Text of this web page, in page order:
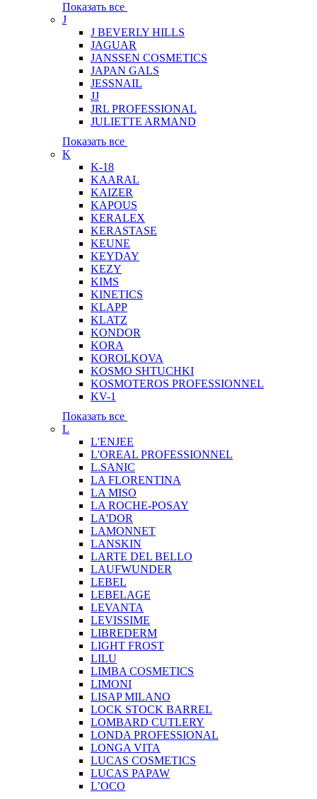
Показать все
J
J BEVERLY HILLS
JAGUAR
JANSSEN COSMETICS
JAPAN GALS
JESSNAIL
JJ
JRL PROFESSIONAL
JULIETTE ARMAND
Показать все
K
K-18
KAARAL
KAIZER
KAPOUS
KERALEX
KERASTASE
KEUNE
KEYDAY
KEZY
KIMS
KINETICS
KLAPP
KLATZ
KONDOR
KORA
KOROLKOVA
KOSMO SHTUCHKI
KOSMOTEROS PROFESSIONNEL
KV-1
Показать все
L
L'ENJEE
L'OREAL PROFESSIONNEL
L.SANIC
LA FLORENTINA
LA MISO
LA ROCHE-POSAY
LA'DOR
LAMONNET
LANSKIN
LARTE DEL BELLO
LAUFWUNDER
LEBEL
LEBELAGE
LEVANTA
LEVISSIME
LIBREDERM
LIGHT FROST
LILU
LIMBA COSMETICS
LIMONI
LISAP MILANO
LOCK STOCK BARREL
LOMBARD CUTLERY
LONDA PROFESSIONAL
LONGA VITA
LUCAS COSMETICS
LUCAS PAPAW
L’OCO